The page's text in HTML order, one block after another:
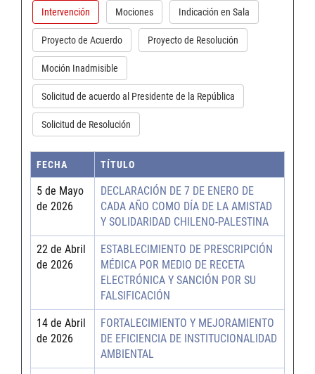
Intervención Mociones Indicación en Sala
Proyecto de Acuerdo Proyecto de Resolución
Moción Inadmisible
Solicitud de acuerdo al Presidente de la República
Solicitud de Resolución
FECHA TÍTULO
5 de Mayo
de 2026
DECLARACIÓN DE 7 DE ENERO DE
CADA AÑO COMO DÍA DE LA AMISTAD
Y SOLIDARIDAD CHILENO-PALESTINA
22 de Abril
de 2026
ESTABLECIMIENTO DE PRESCRIPCIÓN
MÉDICA POR MEDIO DE RECETA
ELECTRÓNICA Y SANCIÓN POR SU
FALSIFICACIÓN
14 de Abril
de 2026
FORTALECIMIENTO Y MEJORAMIENTO
DE EFICIENCIA DE INSTITUCIONALIDAD
AMBIENTAL